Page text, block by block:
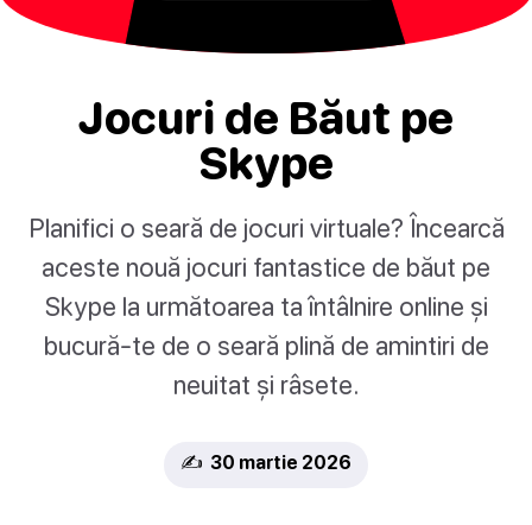
Jocuri de Băut pe
Skype
Planifici o seară de jocuri virtuale? Încearcă
aceste nouă jocuri fantastice de băut pe
Skype la următoarea ta întâlnire online și
bucură-te de o seară plină de amintiri de
neuitat și râsete.
✍️ 30 martie 2026